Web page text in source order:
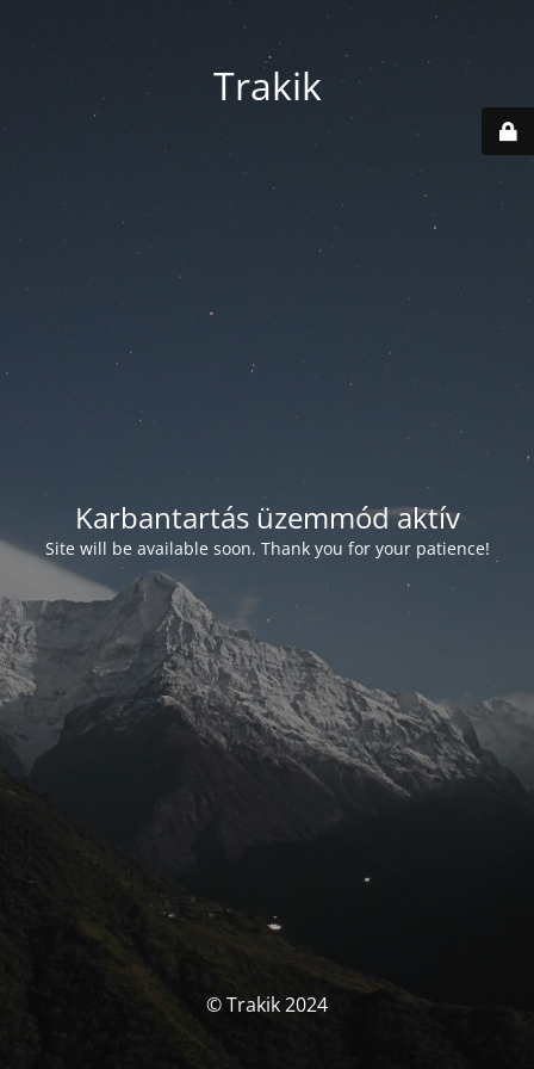
Trakik
Karbantartás üzemmód aktív
Site will be available soon. Thank you for your patience!
© Trakik 2024